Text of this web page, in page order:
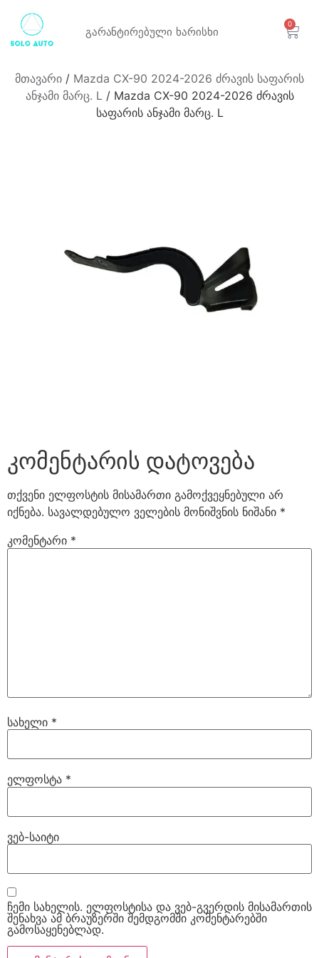
გარანტირებული ხარისხი
0
მთავარი / Mazda CX-90 2024-2026 ძრავის საფარის
ანჯამი მარც. L/ Mazda CX-90 2024-2026 ძრავის
საფარის ანჯამი მარც. L
კომენტარის დატოვება
თქვენი ელფოსტის მისამართი გამოქვეყნებული არ
იქნება. სავალდებულო ველების მონიშვნის ნიშანი *
კომენტარი *
სახელი *
ელფოსტა *
ვებ-საიტი
ჩემი სახელის. ელფოსტისა და ვებ-გვერდის მისამართის
შენახვა ამ ბრაუზერში შემდგომში კომენტარებში
გამოსაყენებლად.